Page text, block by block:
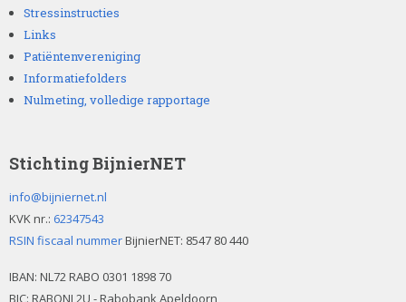
Stressinstructies
Links
Patiëntenvereniging
Informatiefolders
Nulmeting, volledige rapportage
Stichting BijnierNET
info@bijniernet.nl
KVK nr.: 62347543
RSIN fiscaal nummerBijnierNET: 8547 80 440
IBAN: NL72 RABO 0301 1898 70
BIC: RABONL2U - Rabobank Apeldoorn